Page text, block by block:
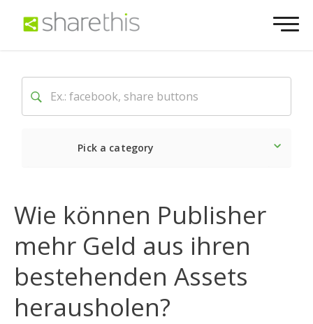
Pick a category
Wie können Publisher
mehr Geld aus ihren
bestehenden Assets
herausholen?